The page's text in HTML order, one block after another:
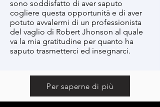
sono soddisfatto di aver saputo
cogliere questa opportunità e di aver
potuto avvalermi di un professionista
del vaglio di Robert Jhonson al quale
va la mia gratitudine per quanto ha
saputo trasmetterci ed insegnarci.
Per saperne di più